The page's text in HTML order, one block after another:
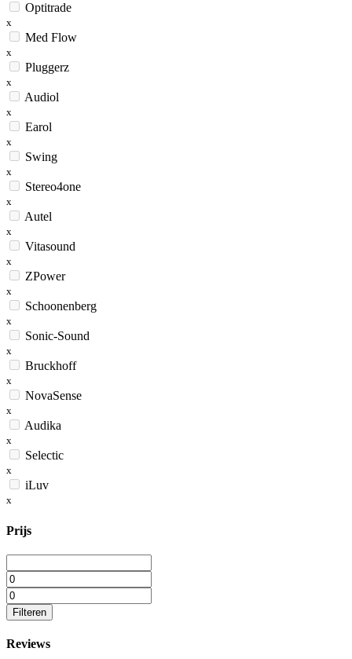
Optitrade
x
Med Flow
x
Pluggerz
x
Audiol
x
Earol
x
Swing
x
Stereo4one
x
Autel
x
Vitasound
x
ZPower
x
Schoonenberg
x
Sonic-Sound
x
Bruckhoff
x
NovaSense
x
Audika
x
Selectic
x
iLuv
x
Prijs
Filteren
Reviews